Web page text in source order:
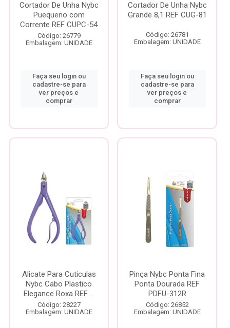
Cortador De Unha Nybc
Puequeno com
Corrente REF CUPC-54
Código: 26779
Embalagem: UNIDADE
Faça seu login ou
cadastre-se para
ver preços e
comprar
Cortador De Unha Nybc
Grande 8,1 REF CUG-81
Código: 26781
Embalagem: UNIDADE
Faça seu login ou
cadastre-se para
ver preços e
comprar
Alicate Para Cuticulas
Nybc Cabo Plastico
Elegance Roxa REF ...
Código: 28227
Embalagem: UNIDADE
Pinça Nybc Ponta Fina
Ponta Dourada REF
PDFU-312R
Código: 26852
Embalagem: UNIDADE